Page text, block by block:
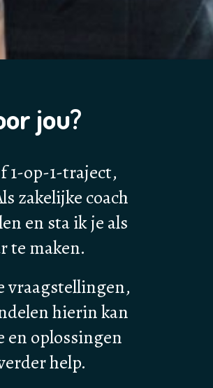
jou?
1-op-1-traject,
zakelijke coach
en sta ik je als
te maken.
vraagstellingen,
hierin kan
en oplossingen
help.